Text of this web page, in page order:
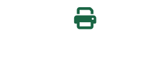
Seite drucken